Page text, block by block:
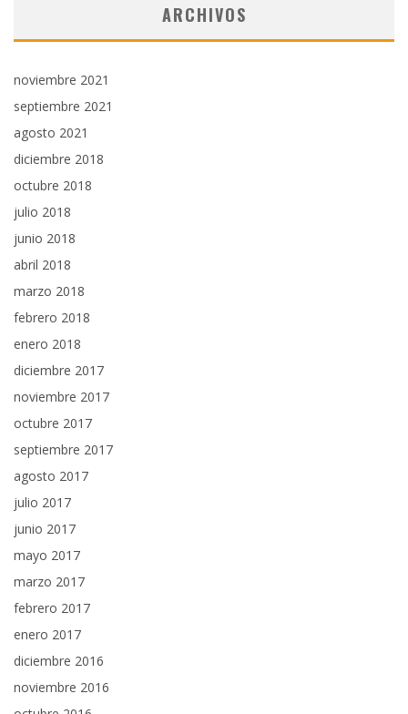
ARCHIVOS
noviembre 2021
septiembre 2021
agosto 2021
diciembre 2018
octubre 2018
julio 2018
junio 2018
abril 2018
marzo 2018
febrero 2018
enero 2018
diciembre 2017
noviembre 2017
octubre 2017
septiembre 2017
agosto 2017
julio 2017
junio 2017
mayo 2017
marzo 2017
febrero 2017
enero 2017
diciembre 2016
noviembre 2016